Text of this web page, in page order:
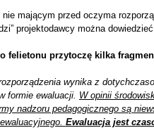
mającym przed oczyma
projektodawcy można
felietonu przytoczę kilka
wynika z
formie ewaluacji. W opinii
nadzoru pedagogicznego są
Ewaluacja jest